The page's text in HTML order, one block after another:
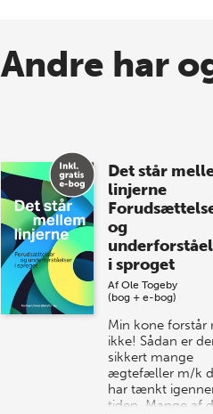
Andre har
Det står
linjerne
og
i sproget
Af Ole Togeby
(bog + e-bog)
Min kone forstår
ikke! Sådan er
sikkert mange
ægtefæller m/k
har tænkt
tiden. Mange af